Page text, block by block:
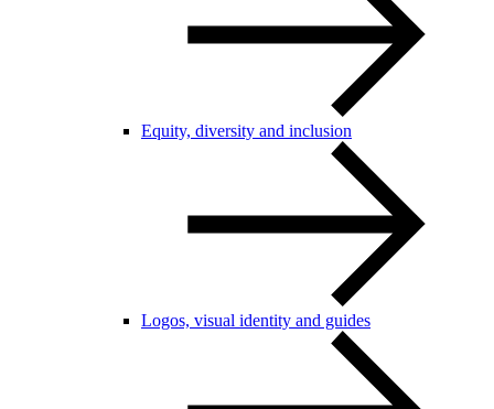
Equity, diversity and inclusion
Logos, visual identity and guides